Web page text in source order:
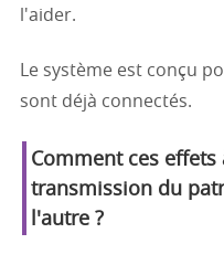
l'aider.
Le système est conçu
sont déjà connectés.
Comment ces
transmission du
l'autre ?